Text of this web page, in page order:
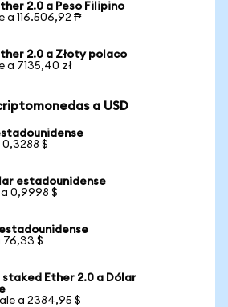
2.0 a Peso Filipino
a 116.506,92 ₱
2.0 a Złoty polaco
a 7135,40 zł
a USD
0,3288 $
estadounidense
a 0,9998 $
76,33 $
Ether 2.0 a Dólar
a 2384,95 $